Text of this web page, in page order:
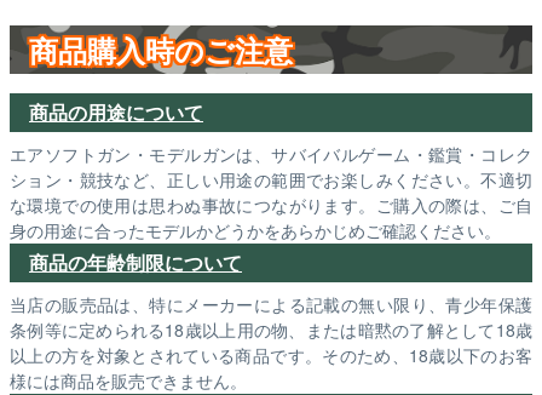
商品購入時のご注意
商品の用途について
エアソフトガン・モデルガンは、サバイバルゲーム・鑑賞・コレク
ション・競技など、正しい用途の範囲でお楽しみください。不適切
な環境での使用は思わぬ事故につながります。ご購入の際は、ご自
身の用途に合ったモデルかどうかをあらかじめご確認ください。
商品の年齢制限について
当店の販売品は、特にメーカーによる記載の無い限り、青少年保護
条例等に定められる18歳以上用の物、または暗黙の了解として18歳
以上の方を対象とされている商品です。そのため、18歳以下のお客
様には商品を販売できません。